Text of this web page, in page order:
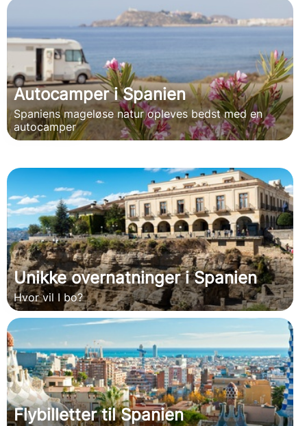
Autocamper i Spanien
Spaniens mageløse natur opleves bedst med en
autocamper
Unikke overnatninger i Spanien
Hvor vil I bo?
Flybilletter til Spanien